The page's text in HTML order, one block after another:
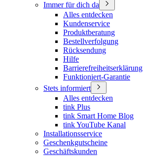
Immer für dich da
Alles entdecken
Kundenservice
Produktberatung
Bestellverfolgung
Rücksendung
Hilfe
Barrierefreiheitserklärung
Funktioniert-Garantie
Stets informiert
Alles entdecken
tink Plus
tink Smart Home Blog
tink YouTube Kanal
Installationsservice
Geschenkgutscheine
Geschäftskunden